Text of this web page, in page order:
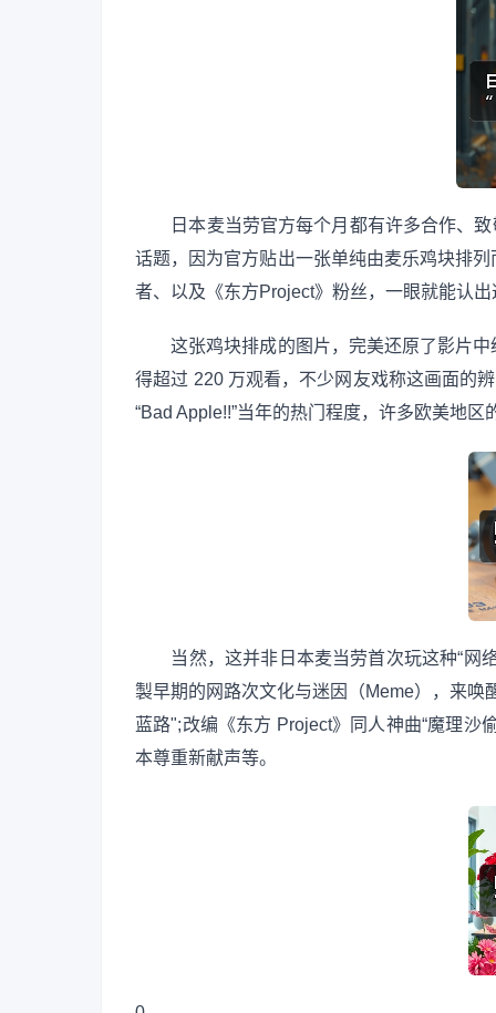
日本麦当劳官方每个月都有许多合作、致
话题，因为官方贴出一张单纯由麦乐鸡块排
者、以及《东方Project》粉丝，一眼就能认
这张鸡块排成的图片，完美还原了影片中
得超过 220 万观看，不少网友戏称这画面的
“Bad Apple!!”当年的热门程度，许多欧美地
当然，这并非日本麦当劳首次玩这种“网络
製早期的网路次文化与迷因（Meme），来
蓝路";改编《东方 Project》同人神曲“魔理沙
本尊重新献声等。